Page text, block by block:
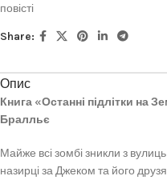
повісті
Share:
Опис
Книга «Останні підлітки на
Бралльє
Майже всі зомбі зникли з
назирці за Джеком та його